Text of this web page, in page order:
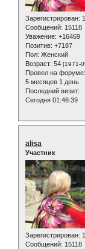
Зарегистрирован:
Сообщений: 15118
Уважение: +16469
Позитив: +7187
Пол: Женский
Возраст: 54 [1971-
Провел на форуме:
5 месяцев 1 день
Последний визит:
Сегодня 01:46:39
alisa
Участник
Зарегистрирован:
Сообщений: 15118